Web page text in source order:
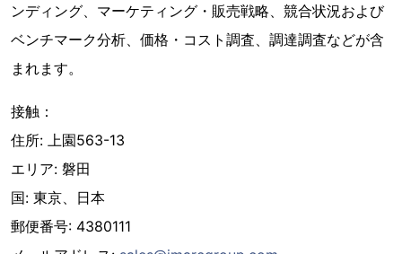
ンディング、マーケティング・販売戦略、競合状況および
ベンチマーク分析、価格・コスト調査、調達調査などが含
まれます。
接触：
住所: 上園563-13
エリア: 磐田
国: 東京、日本
郵便番号: 4380111